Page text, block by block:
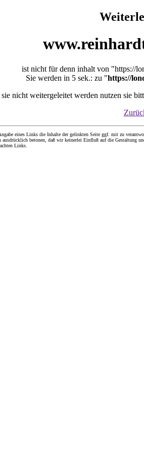
ist nicht für denn inhalt von "https://
Sie werden in 5 sek.: zu "https://
nicht weitergeleitet werden nutzen sie
eines Links die Inhalte der gelinkten Seite ggf. mit zu
betonen, daß wir keinerlei Einfluß auf die Gestaltung
Links.